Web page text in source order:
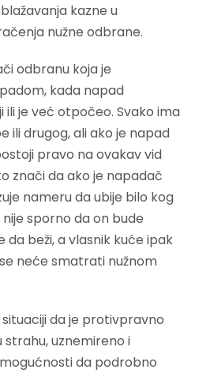
kazne u
nužne odbrane.
odbranu koja je
kada napad
je već otpočeo. Svako ima
ili drugog, ali ako je napad
pravo na ovakav vid
znači da ako je napadač
nameru da ubije bilo kog
sporno da on bude
da beži, a vlasnik kuće ipak
neće smatrati nužnom
situaciji da je protivpravno
uznemireno i
da podrobno